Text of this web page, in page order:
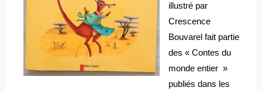
illustré par
Crescence
Bouvarel fait partie
des « Contes du
monde entier »
publiés dans les